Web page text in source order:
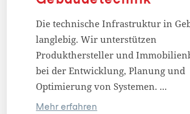
Die technische Infrastruktur in
langlebig. Wir unterstützen
Produkthersteller und
bei der Entwicklung, Planung und
Optimierung von Systemen. ...
Mehr erfahren